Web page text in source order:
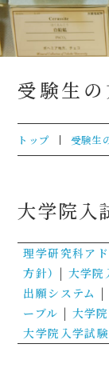
受験生の
トップ 受験生
大学院入
理学研究科ア
方針） | 大学院
出願システム |
ーブル | 大学
大学院入学試